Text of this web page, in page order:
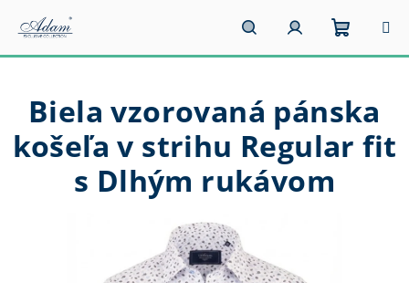
obsah
HľadaťPrihlásenie
košík
Biela vzorovaná pánska
košeľa v strihu Regular fit
s Dlhým rukávom